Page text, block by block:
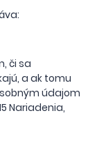
či sa
a ak tomu
údajom
Nariadenia,